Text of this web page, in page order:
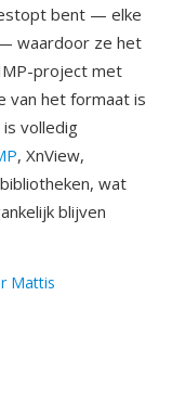
bent — elke
waardoor ze het
project met
van het formaat is
volledig
, XnView,
wat
blijven
Mattis